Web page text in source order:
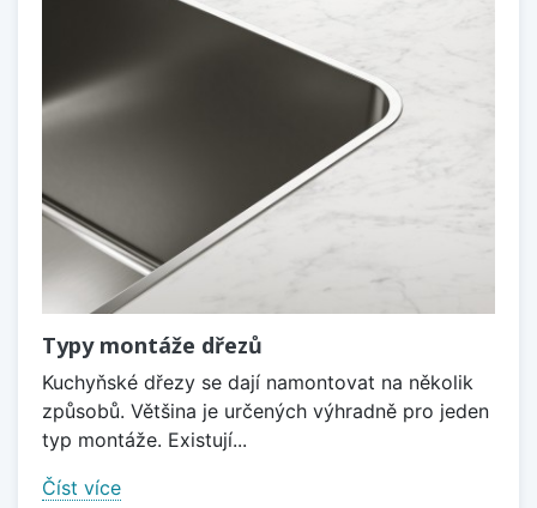
Typy montáže dřezů
Kuchyňské dřezy se dají namontovat na několik
způsobů. Většina je určených výhradně pro jeden
typ montáže. Existují...
Číst více